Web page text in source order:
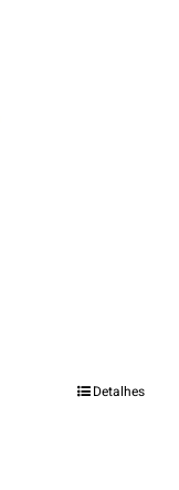
Detalhes